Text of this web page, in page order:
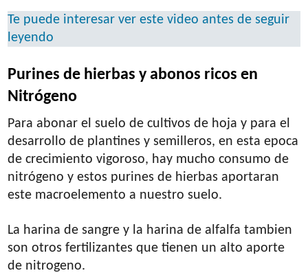
Te puede interesar ver este video antes de seguir
leyendo
Purines de hierbas y abonos ricos en
Nitrógeno
Para abonar el suelo de cultivos de hoja y para el
desarrollo de plantines y semilleros, en esta epoca
de crecimiento vigoroso, hay mucho consumo de
nitrógeno y estos purines de hierbas aportaran
este macroelemento a nuestro suelo.
La harina de sangre y la harina de alfalfa tambien
son otros fertilizantes que tienen un alto aporte
de nitrogeno.